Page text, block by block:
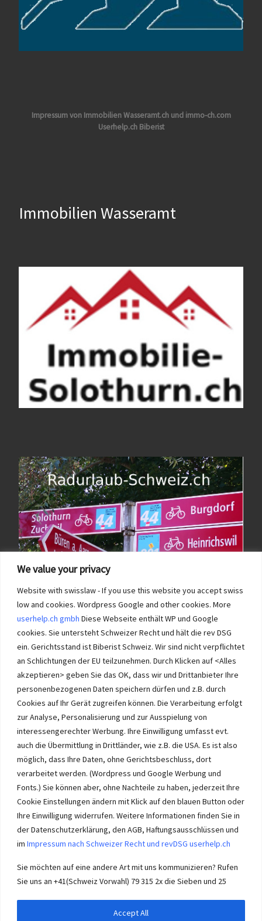
We value your privacy
Website with swisslaw - If you use this website you accept swiss
low and cookies. Wordpress Google and other cookies. More
userhelp.ch gmbh Diese Webseite enthält WP und Google
cookies. Sie untersteht Schweizer Recht und hält die rev DSG
ein. Gerichtsstand ist Biberist Schweiz. Wir sind nicht verpflichtet
an Schlichtungen der EU teilzunehmen. Durch Klicken auf <Alles
akzeptieren> geben Sie das OK, dass wir und Drittanbieter Ihre
personenbezogenen Daten speichern dürfen und z.B. durch
Cookies auf Ihr Gerät zugreifen können. Die Verarbeitung erfolgt
zur Analyse, Personalisierung und zur Ausspielung von
interessengerechter Werbung. Ihre Einwilligung umfasst evt.
auch die Übermittlung in Drittländer, wie z.B. die USA. Es ist also
möglich, dass Ihre Daten, ohne Gerichtsbeschluss, dort
verarbeitet werden. (Wordpress und Google Werbung und
Fonts.) Sie können aber, ohne Nachteile zu haben, jederzeit Ihre
Cookie Einstellungen ändern mit Klick auf den blauen Button oder
Ihre Einwilligung widerrufen. Weitere Informationen finden Sie in
der Datenschutzerklärung, den AGB, Haftungsausschlüssen und
im Impressum nach Schweizer Recht und revDSG userhelp.ch
Sie möchten auf eine andere Art mit uns kommunizieren? Rufen
Sie uns an +41(Schweiz Vorwahl) 79 315 2x die Sieben und 25
Accept All
Impressum von Immobilien Wasseramt.ch und immo-ch.com
Userhelp.ch Biberist
Immobilien Wasseramt
Immobilien im Wasseramt haben bei Immobilie-Solothurn.ch
Vorrang und die besten Konditionen beim Verkauf. Kein Immobilien
Verkauf im Wasseramt ohne unsere Offerte. Bei uns wählen Sie,
Immobilien selber verkaufen mit unserer Beratung? Auch das geht!
Immobilie Solothurn-immo-chWasseramt.ch Impressum
Impressum userhelp.ch Biberist